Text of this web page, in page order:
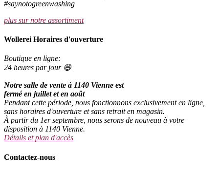
#saynotogreenwashing
plus sur notre assortiment
Wollerei Horaires d'ouverture
Boutique en ligne:
24 heures par jour 😄
Notre salle de vente à 1140 Vienne est
fermé en juillet et en août
Pendant cette période, nous fonctionnons exclusivement en ligne,
sans horaires d'ouverture et sans retrait en magasin.
À partir du 1er septembre, nous serons de nouveau à votre
disposition à 1140 Vienne.
Détails et plan d'accès
Contactez-nous